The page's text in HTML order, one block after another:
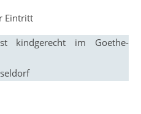
Eintritt
kindgerecht im Goethe-